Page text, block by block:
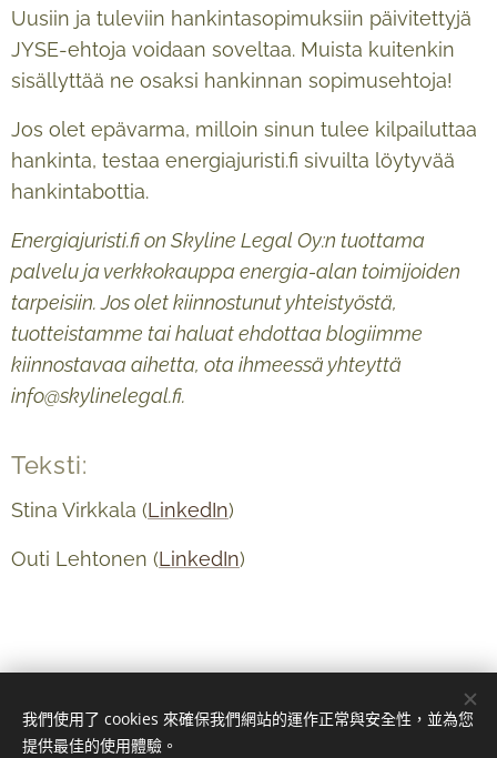
Uusiin ja tuleviin hankintasopimuksiin päivitettyjä
JYSE-ehtoja voidaan soveltaa. Muista kuitenkin
sisällyttää ne osaksi hankinnan sopimusehtoja!
Jos olet epävarma, milloin sinun tulee kilpailuttaa
hankinta, testaa energiajuristi.fi sivuilta löytyvää
hankintabottia.
Energiajuristi.fi on Skyline Legal Oy:n tuottama
palvelu ja verkkokauppa energia-alan toimijoiden
tarpeisiin. Jos olet kiinnostunut yhteistyöstä,
tuotteistamme tai haluat ehdottaa blogiimme
kiinnostavaa aihetta, ota ihmeessä yhteyttä
info@skylinelegal.fi.
Teksti:
Stina Virkkala (LinkedIn)
Outi Lehtonen (LinkedIn)
我們使用了 cookies 來確保我們網站的運作正常與安全性，並為您
提供最佳的使用體驗。